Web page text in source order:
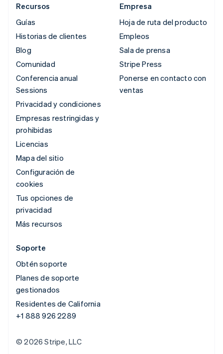
Recursos
Guías
Historias de clientes
Blog
Comunidad
Conferencia anual
Sessions
Privacidad y condiciones
Empresas restringidas y
prohibidas
Licencias
Mapa del sitio
Configuración de
cookies
Tus opciones de
privacidad
Más recursos
Empresa
Hoja de ruta del producto
Empleos
Sala de prensa
Stripe Press
Ponerse en contacto con
ventas
Soporte
Obtén soporte
Planes de soporte
gestionados
Residentes de California
+1 888 926 2289
© 2026 Stripe, LLC